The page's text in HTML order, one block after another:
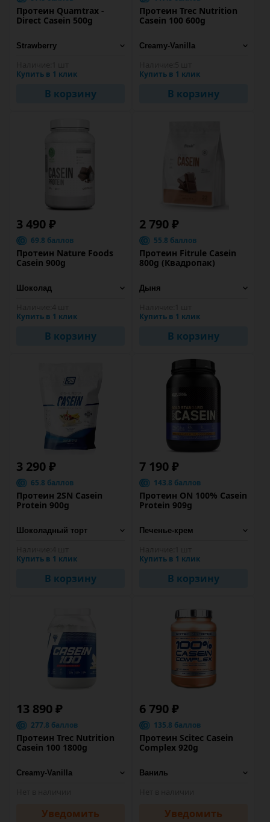
Протеин Quamtrax -
Direct Casein 500g
Купить в 1 клик
В корзину
Протеин Trec Nutrition
Casein 100 600g
Купить в 1 клик
В корзину
3 490 ₽
69.8 баллов
Протеин Nature Foods
Casein 900g
Купить в 1 клик
В корзину
2 790 ₽
55.8 баллов
Протеин Fitrule Casein
800g (Квадропак)
Купить в 1 клик
В корзину
3 290 ₽
65.8 баллов
Протеин 2SN Casein
Protein 900g
Купить в 1 клик
В корзину
7 190 ₽
143.8 баллов
Протеин ON 100% Casein
Protein 909g
Купить в 1 клик
В корзину
13 890 ₽
277.8 баллов
Протеин Trec Nutrition
Casein 100 1800g
Уведомить
6 790 ₽
135.8 баллов
Протеин Scitec Casein
Complex 920g
Уведомить